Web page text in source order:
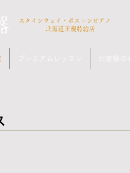
​スタインウェイ・ボストンピアノ
北海道正規特約店
プレミアムレッスン お客様の